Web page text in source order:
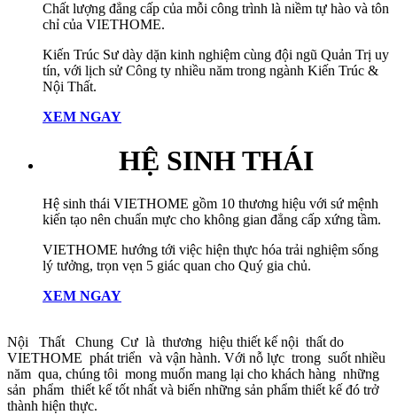
Chất lượng đẳng cấp của mỗi công trình là niềm tự hào và tôn
chỉ của VIETHOME.
Kiến Trúc Sư dày dặn kinh nghiệm cùng đội ngũ Quản Trị uy
tín, với lịch sử Công ty nhiều năm trong ngành Kiến Trúc &
Nội Thất.
XEM NGAY
HỆ SINH THÁI
Hệ sinh thái VIETHOME gồm 10 thương hiệu với sứ mệnh
kiến tạo nên chuẩn mực cho không gian đẳng cấp xứng tầm.
VIETHOME hướng tới việc hiện thực hóa trải nghiệm sống
lý tưởng, trọn vẹn 5 giác quan cho Quý gia chủ.
XEM NGAY
Nội Thất Chung Cư là thương hiệu thiết kế nội thất do
VIETHOME phát triển và vận hành. Với nỗ lực trong suốt nhiều
năm qua, chúng tôi mong muốn mang lại cho khách hàng những
sản phẩm thiết kế tốt nhất và biến những sản phẩm thiết kế đó trở
thành hiện thực.